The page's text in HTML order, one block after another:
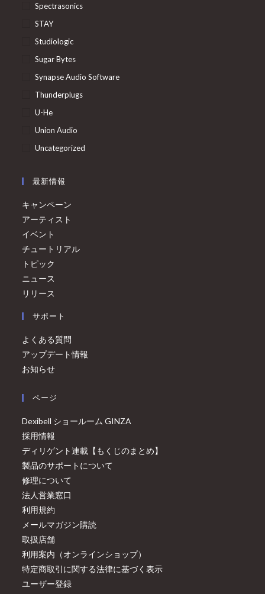
Spectrasonics
STAY
Studiologic
Sugar Bytes
Synapse Audio Software
Thunderplugs
U-He
Union Audio
Uncategorized
最新情報
キャンペーン
アーティスト
イベント
チュートリアル
トピック
ニュース
リリース
サポート
よくある質問
アップデート情報
お知らせ
ページ
Dexibell ショールーム GINZA
採用情報
ディリゲント連載【もくじのまとめ】
製品のサポートについて
修理について
法人営業窓口
利用規約
メールマガジン購読
取扱店舗
利用案内（オンラインショップ）
特定商取引に関する法律に基づく表示
ユーザー登録